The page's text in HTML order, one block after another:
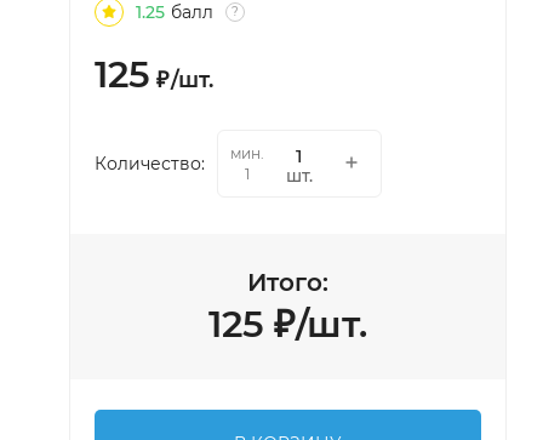
1.25 балл ?
125 ₽/шт.
Количество:
мин.
1
шт.
Итого:
125 ₽/шт.